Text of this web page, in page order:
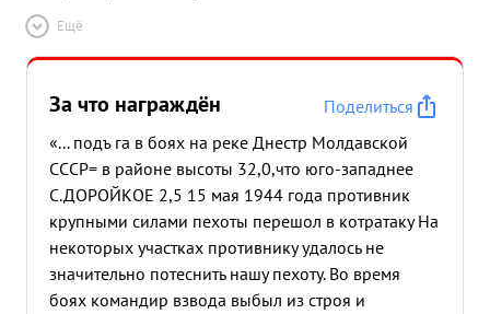
Ещё
За что награждён
Поделиться
«... подъ га в боях на реке Днестр Молдавской
СССР= в районе высоты 32,0,что юго-западнее
С.ДОРОЙКОЕ 2,5 15 мая 1944 года противник
крупными силами пехоты перешол в котратаку На
некоторых участках противнику удалось не
значительно потеснить нашу пехоту. Во время
боях командир взвода выбыл из строя и